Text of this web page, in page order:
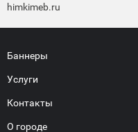
himkimeb.ru
Баннеры
Услуги
Контакты
О городе